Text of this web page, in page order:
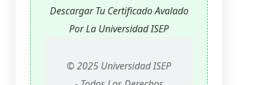
Descargar Tu Certificado Avalado
Por La Universidad ISEP
© 2025 Universidad ISEP